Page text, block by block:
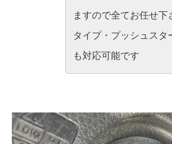
ますので全てお任せ下
タイプ・プッシュスタ
も対応可能です